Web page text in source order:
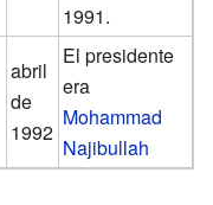
1991.
abril
de
1992
El presidente
era
Mohammad
Najibullah